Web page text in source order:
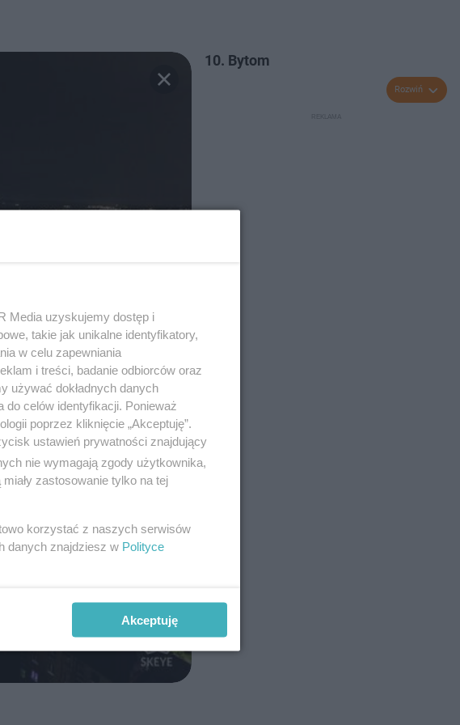
10. Bytom
Rozwiń
Media uzyskujemy dostęp i
takie jak unikalne identyfikatory,
w celu zapewniania
i treści, badanie odbiorców oraz
używać dokładnych danych
celów identyfikacji. Ponieważ
poprzez kliknięcie „Akceptuję”.
ustawień prywatności znajdujący
nie wymagają zgody użytkownika,
zastosowanie tylko na tej
korzystać z naszych serwisów
danych znajdziesz w Polityce
Akceptuję